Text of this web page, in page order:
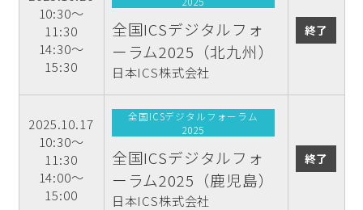
10:30～
11:30
14:30～
15:30
全国ICSデジタルフォ
ーラム2025（北九州）
日本ICS株式会社
終了
2025.10.17
10:30～
11:30
14:00～
15:00
全国ICSデジタルフォーラム
2025
全国ICSデジタルフォ
ーラム2025（鹿児島）
日本ICS株式会社
終了